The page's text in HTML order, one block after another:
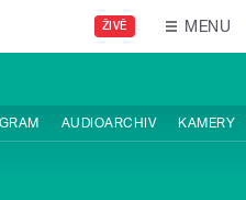
ŽIVĚ MENU
AUDIOARCHIV KAMERY